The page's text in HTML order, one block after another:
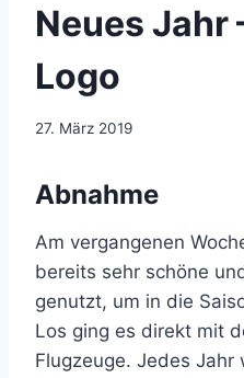
Neues Jahr
Logo
Von
27. März 2019
Abnahme
Am vergangenen
bereits sehr schöne
genutzt, um in die
Los ging es direkt mit
Flugzeuge. Jedes Jahr